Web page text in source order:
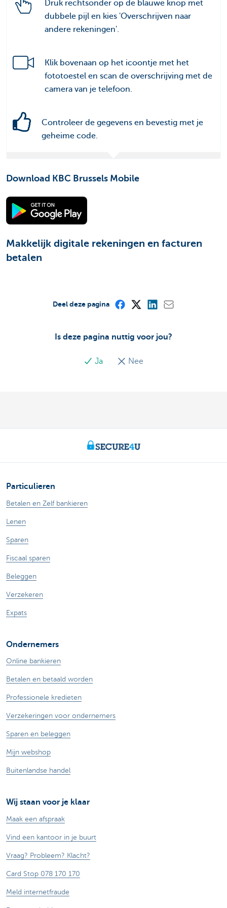
Druk rechtsonder op de blauwe knop met
dubbele pijl en kies 'Overschrijven naar
andere rekeningen'.
Klik bovenaan op het icoontje met het
fototoestel en scan de overschrijving met de
camera van je telefoon.
Controleer de gegevens en bevestig met je
geheime code.
Download KBC Brussels Mobile
Makkelijk digitale rekeningen en facturen
betalen
Is deze pagina nuttig voor jou?
Ja Nee
Deel deze pagina
Particulieren
Betalen en Zelf bankieren
Lenen
Sparen
Fiscaal sparen
Beleggen
Verzekeren
Expats
Ondernemers
Online bankieren
Betalen en betaald worden
Professionele kredieten
Verzekeringen voor ondernemers
Sparen en beleggen
Mijn webshop
Buitenlandse handel
Wij staan voor je klaar
Maak een afspraak
Vind een kantoor in je buurt
Vraag? Probleem? Klacht?
Card Stop 078 170 170
Meld internetfraude